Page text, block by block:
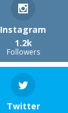
Instagram
1.2k
Followers
Twitter